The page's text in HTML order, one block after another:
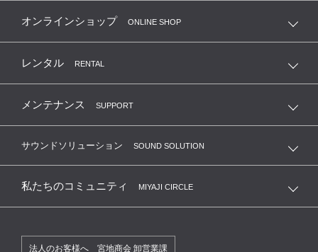
オンラインショップ ONLINE SHOP
レンタル RENTAL
メンテナンス SUPPORT
サウンドソリューション SOUND SOLUTION
私たちのコミュニティ MIYAJI CIRCLE
法人のお客様へ 宮地商会 卸営業課